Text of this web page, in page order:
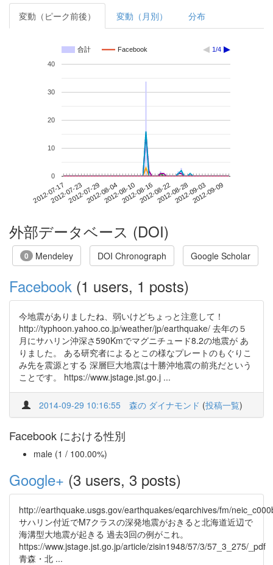
変動（ピーク前後） 変動（月別） 分布
合計 Facebook 1/4
2012-07-172012-07-232012-07-292012-08-042012-08-102012-08-162012-08-222012-08-282012-09-032012-09-09
0
10
20
30
40
外部データベース (DOI)
0 Mendeley DOI Chronograph Google Scholar
Facebook (1 users, 1 posts)
今地震がありましたね、弱いけどちょっと注意して！
http://typhoon.yahoo.co.jp/weather/jp/earthquake/ 去年の５
月にサハリン沖深さ590Kmでマグニチュード8.2の地震が あ
りました。 ある研究者によるとこの様なプレートのもぐりこ
み先を震源とする 深層巨大地震は十勝沖地震の前兆だという
ことです。 https://www.jstage.jst.go.j ...
2014-09-29 10:16:55 森の ダイナモンド (投稿一覧)
Facebook における性別
male (1 / 100.00%)
Google+ (3 users, 3 posts)
http://earthquake.usgs.gov/earthquakes/eqarchives/fm/
サハリン付近でM7クラスの深発地震がおきると北海道近辺で
海溝型大地震が起きる 過去3回の例がこれ。
https://www.jstage.jst.go.jp/article/zisin1948/57/3/57_3_275/_pdf
青森・北 ...